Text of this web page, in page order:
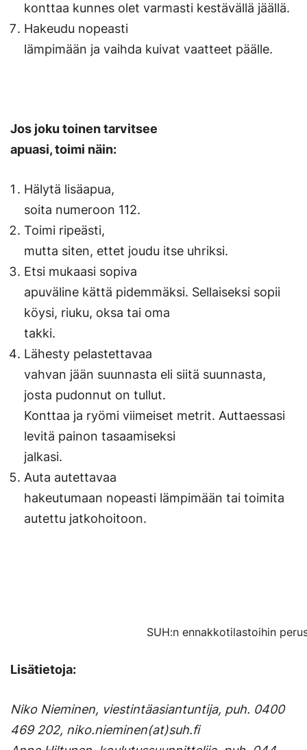
konttaa kunnes olet varmasti kestävällä jäällä.
Hakeudu nopeasti
lämpimään ja vaihda kuivat vaatteet päälle.
Jos joku toinen tarvitsee
apuasi, toimi näin:
Hälytä lisäapua,
soita numeroon 112.
Toimi ripeästi,
mutta siten, ettet joudu itse uhriksi.
Etsi mukaasi sopiva
apuväline kättä pidemmäksi. Sellaiseksi sopii
köysi, riuku, oksa tai oma
takki.
Lähesty pelastettavaa
vahvan jään suunnasta eli siitä suunnasta,
josta pudonnut on tullut.
Konttaa ja ryömi viimeiset metrit. Auttaessasi
levitä painon tasaamiseksi
jalkasi.
Auta autettavaa
hakeutumaan nopeasti lämpimään tai toimita
autettu jatkohoitoon.
SUH:n ennakkotilastoihin
Lisätietoja:
Niko Nieminen, viestintäasiantuntija, puh. 0400
469 202, niko.nieminen(at)suh.fi